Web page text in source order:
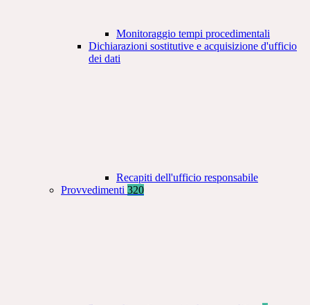
Monitoraggio tempi procedimentali
Dichiarazioni sostitutive e acquisizione d'ufficio
dei dati
Recapiti dell'ufficio responsabile
Provvedimenti 320